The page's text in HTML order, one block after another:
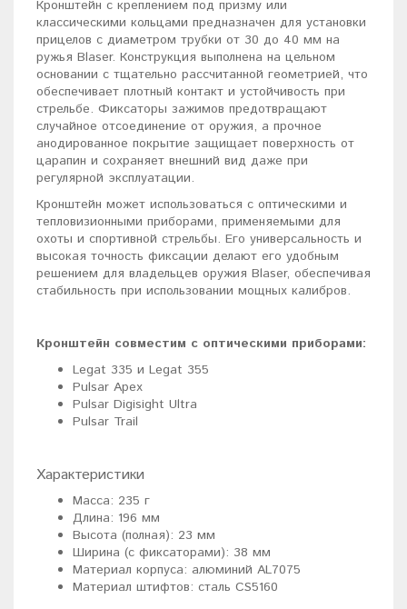
Кронштейн с креплением под призму или
классическими кольцами предназначен для установки
прицелов с диаметром трубки от 30 до 40 мм на
ружья Blaser. Конструкция выполнена на цельном
основании с тщательно рассчитанной геометрией, что
обеспечивает плотный контакт и устойчивость при
стрельбе. Фиксаторы зажимов предотвращают
случайное отсоединение от оружия, а прочное
анодированное покрытие защищает поверхность от
царапин и сохраняет внешний вид даже при
регулярной эксплуатации.
Кронштейн может использоваться с оптическими и
тепловизионными приборами, применяемыми для
охоты и спортивной стрельбы. Его универсальность и
высокая точность фиксации делают его удобным
решением для владельцев оружия Blaser, обеспечивая
стабильность при использовании мощных калибров.
Кронштейн совместим с оптическими приборами:
Legat 335 и Legat 355
Pulsar Apex
Pulsar Digisight Ultra
Pulsar Trail
Характеристики
Масса: 235 г
Длина: 196 мм
Высота (полная): 23 мм
Ширина (с фиксаторами): 38 мм
Материал корпуса: алюминий AL7075
Материал штифтов: сталь CS5160